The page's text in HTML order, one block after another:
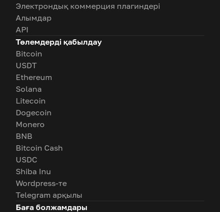
Электрондық коммерция плагиндері
Алымдар
API
Төлемдерді қабылдау
Bitcoin
USDT
Ethereum
Solana
Litecoin
Dogecoin
Monero
BNB
Bitcoin Cash
USDC
Shiba Inu
Wordpress-те
Telegram арқылы
Баға болжамдары